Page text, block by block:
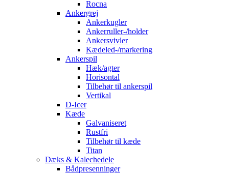
Rocna
Ankergrej
Ankerkugler
Ankerruller-/holder
Ankersvivler
Kædeled-/markering
Ankerspil
Hæk/agter
Horisontal
Tilbehør til ankerspil
Vertikal
D-Icer
Kæde
Galvaniseret
Rustfri
Tilbehør til kæde
Titan
Dæks & Kalechedele
Bådpresenninger